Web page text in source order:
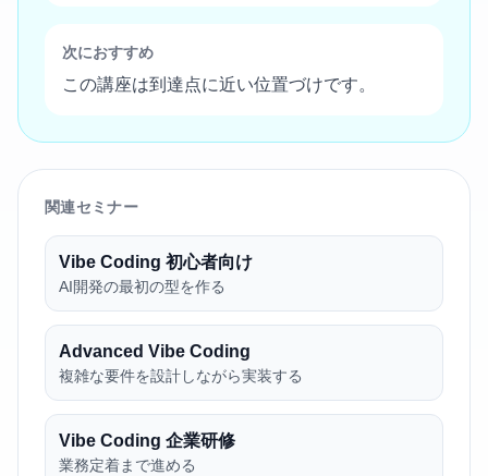
次におすすめ
この講座は到達点に近い位置づけです。
関連セミナー
Vibe Coding 初心者向け
AI開発の最初の型を作る
Advanced Vibe Coding
複雑な要件を設計しながら実装する
Vibe Coding 企業研修
業務定着まで進める